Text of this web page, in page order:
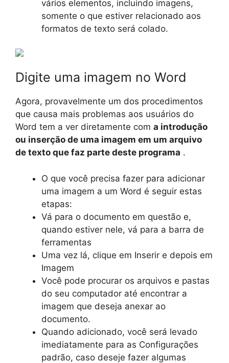
vários elementos, incluindo imagens,
somente o que estiver relacionado aos
formatos de texto será colado.
Digite uma imagem no Word
Agora, provavelmente um dos procedimentos
que causa mais problemas aos usuários do
Word tem a ver diretamente com a introdução
ou inserção de uma imagem em um arquivo
de texto que faz parte deste programa .
O que você precisa fazer para adicionar
uma imagem a um Word é seguir estas
etapas:
Vá para o documento em questão e,
quando estiver nele, vá para a barra de
ferramentas
Uma vez lá, clique em Inserir e depois em
Imagem
Você pode procurar os arquivos e pastas
do seu computador até encontrar a
imagem que deseja anexar ao
documento.
Quando adicionado, você será levado
imediatamente para as Configurações
padrão, caso deseje fazer algumas